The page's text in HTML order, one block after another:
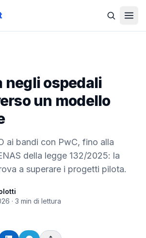
negli ospedali
un modello
ai bandi con PwC, fino alla
della legge 132/2025: la
a superare i progetti pilota.
· 3 min di lettura